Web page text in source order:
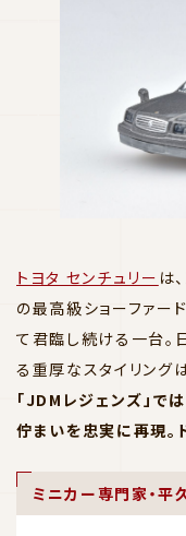
トヨタ センチュリー は
の最高級ショーファー
て君臨し続ける一台
る重厚なスタイリング
「JDMレジェンズ」で
佇まいを忠実に再現。
ミニカー専門家・平